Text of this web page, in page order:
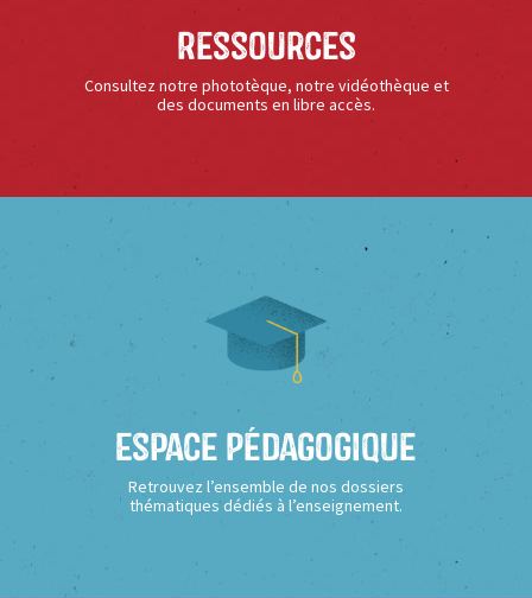
Ressources
Consultez notre phototèque, notre vidéothèque et
des documents en libre accès.
Espace Pédagogique
Retrouvez l’ensemble de nos dossiers
thématiques dédiés à l’enseignement.